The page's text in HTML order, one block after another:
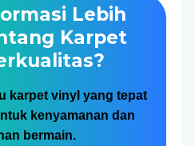
Lebih
Karpet
karpet vinyl yang tepat
kenyamanan dan
bermain.